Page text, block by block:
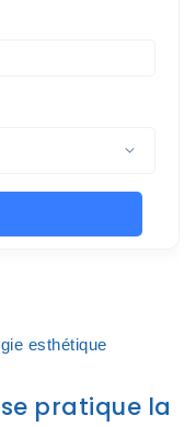
esthétique
pratique la